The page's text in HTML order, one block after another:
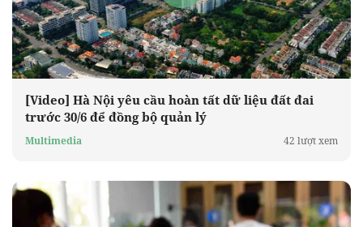
[Video] Hà Nội yêu cầu hoàn tất dữ liệu đất đai
trước 30/6 để đồng bộ quản lý
Multimedia 42 lượt xem